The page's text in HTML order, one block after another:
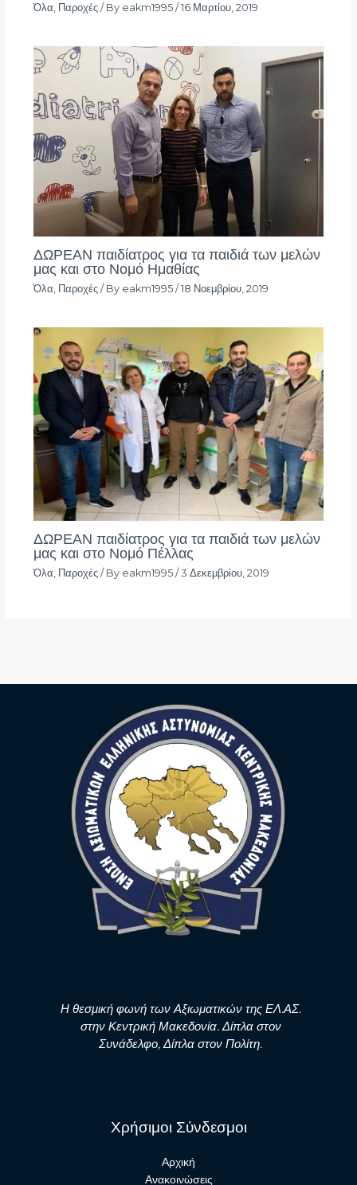
Όλα, Παροχές/ By eakm1995 / 16 Μαρτίου, 2019
ΔΩΡΕΑΝ παιδίατρος για τα παιδιά των μελών
μας και στο Νομό Ημαθίας
Όλα, Παροχές/ By eakm1995 / 18 Νοεμβρίου, 2019
ΔΩΡΕΑΝ παιδίατρος για τα παιδιά των μελών
μας και στο Νομό Πέλλας
Όλα, Παροχές/ By eakm1995 / 3 Δεκεμβρίου, 2019
Η θεσμική φωνή των Αξιωματικών της ΕΛ.ΑΣ.
στην Κεντρική Μακεδονία. Δίπλα στον
Συνάδελφο, Δίπλα στον Πολίτη.
Χρήσιμοι Σύνδεσμοι
Αρχική
Ανακοινώσεις